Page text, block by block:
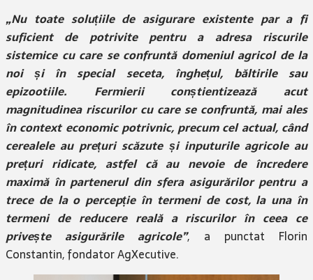
„Nu toate soluțiile de asigurare existente par a fi
suficient de potrivite pentru a adresa riscurile
sistemice cu care se confruntă domeniul agricol de la
noi și în special seceta, înghețul, băltirile sau
epizootiile. Fermierii conștientizează acut
magnitudinea riscurilor cu care se confruntă, mai ales
în context economic potrivnic, precum cel actual, când
cerealele au prețuri scăzute și inputurile agricole au
prețuri ridicate, astfel că au nevoie de încredere
maximă în partenerul din sfera asigurărilor pentru a
trece de la o percepție în termeni de cost, la una în
termeni de reducere reală a riscurilor în ceea ce
privește asigurările agricole”, a punctat Florin
Constantin, fondator AgXecutive.